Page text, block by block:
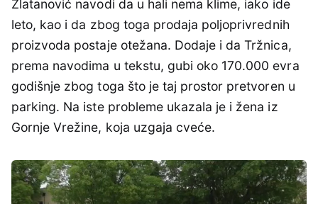
Zlatanović navodi da u hali nema klime, iako ide
leto, kao i da zbog toga prodaja poljoprivrednih
proizvoda postaje otežana. Dodaje i da Tržnica,
prema navodima u tekstu, gubi oko 170.000 evra
godišnje zbog toga što je taj prostor pretvoren u
parking. Na iste probleme ukazala je i žena iz
Gornje Vrežine, koja uzgaja cveće.